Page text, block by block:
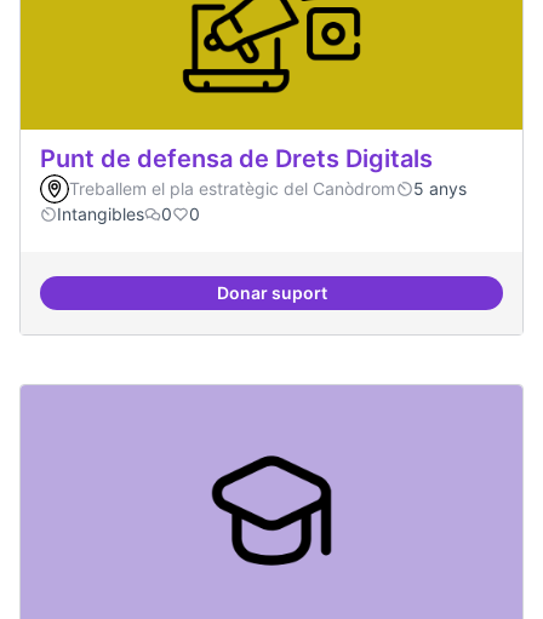
Punt de defensa de Drets Digitals
Treballem el pla estratègic del Canòdrom
5 anys
Intangibles
0 0
Donar suportPunt de defensa de Drets Digitals